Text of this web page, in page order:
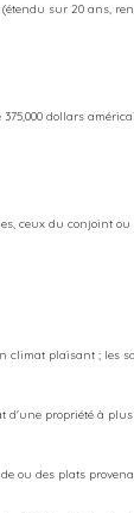
sur 20 ans,
dollars
ceux du conjoint
climat plaisant ; les
d'une propriété à
ou des plats